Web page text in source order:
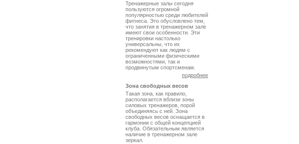
Тренажерные залы сегодня
пользуются огромной
популярностью среди любителей
фитнеса. Это обусловлено тем,
что занятия в тренажерном зале
имеют свои особенности. Эти
тренировки настолько
универсальны, что их
рекомендуют как людям с
ограниченными физическими
возможностями, так и
продвинутым спортсменам.
подробнее
Зона свободных весов
Такая зона, как правило,
располагается вблизи зоны
силовых тренажеров, порой
объединяясь с ней. Зона
свободных весов оснащается в
гармонии с общей концепцией
клуба. Обязательным является
наличие в тренажерном зале
зеркал.